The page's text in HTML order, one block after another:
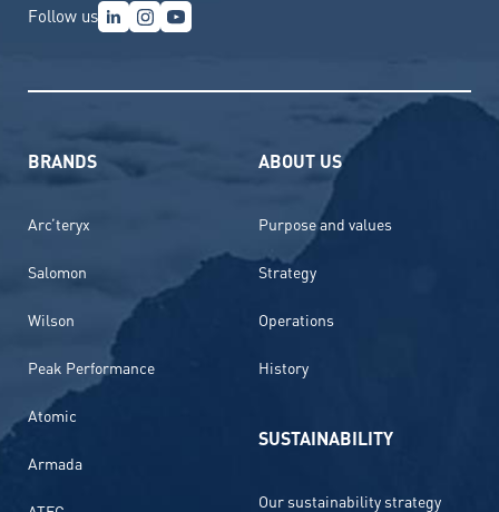
Follow us
BRANDS
Arc’teryx
Salomon
Wilson
Peak Performance
Atomic
Armada
ABOUT US
Purpose and values
Strategy
Operations
History
SUSTAINABILITY
Our sustainability strategy